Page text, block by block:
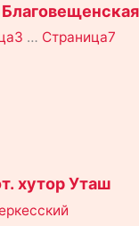
Благовещенская
3 … Страница7
хутор Уташ